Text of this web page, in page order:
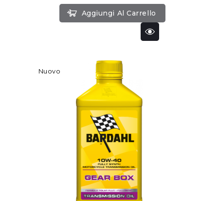
Aggiungi Al Carrello
Nuovo